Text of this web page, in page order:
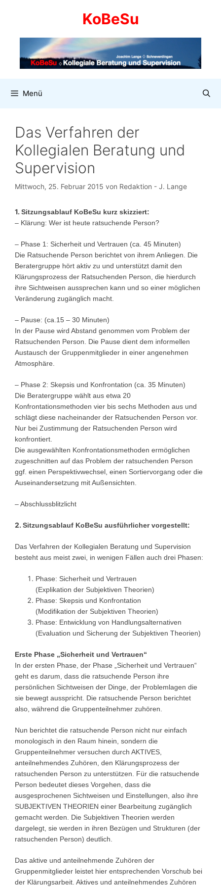
KoBeSu
Menü
Das Verfahren der
Kollegialen Beratung und
Supervision
Mittwoch, 25. Februar 2015 von Redaktion - J. Lange
1. Sitzungsablauf KoBeSu kurz skizziert:
– Klärung: Wer ist heute ratsuchende Person?
– Phase 1: Sicherheit und Vertrauen (ca. 45 Minuten)
Die Ratsuchende Person berichtet von ihrem Anliegen. Die
Beratergruppe hört aktiv zu und unterstützt damit den
Klärungsprozess der Ratsuchenden Person, die hierdurch
ihre Sichtweisen aussprechen kann und so einer möglichen
Veränderung zugänglich macht.
– Pause: (ca.15 – 30 Minuten)
In der Pause wird Abstand genommen vom Problem der
Ratsuchenden Person. Die Pause dient dem informellen
Austausch der Gruppenmitglieder in einer angenehmen
Atmosphäre.
– Phase 2: Skepsis und Konfrontation (ca. 35 Minuten)
Die Beratergruppe wählt aus etwa 20
Konfrontationsmethoden vier bis sechs Methoden aus und
schlägt diese nacheinander der Ratsuchenden Person vor.
Nur bei Zustimmung der Ratsuchenden Person wird
konfrontiert.
Die ausgewählten Konfrontationsmethoden ermöglichen
zugeschnitten auf das Problem der ratsuchenden Person
ggf. einen Perspektivwechsel, einen Sortiervorgang oder die
Auseinandersetzung mit Außensichten.
– Abschlussblitzlicht
2. Sitzungsablauf KoBeSu ausführlicher vorgestellt:
Das Verfahren der Kollegialen Beratung und Supervision
besteht aus meist zwei, in wenigen Fällen auch drei Phasen:
Phase: Sicherheit und Vertrauen
(Explikation der Subjektiven Theorien)
Phase: Skepsis und Konfrontation
(Modifikation der Subjektiven Theorien)
Phase: Entwicklung von Handlungsalternativen
(Evaluation und Sicherung der Subjektiven Theorien)
Erste Phase „Sicherheit und Vertrauen“
In der ersten Phase, der Phase „Sicherheit und Vertrauen“
geht es darum, dass die ratsuchende Person ihre
persönlichen Sichtweisen der Dinge, der Problemlagen die
sie bewegt ausspricht. Die ratsuchende Person berichtet
also, während die Gruppenteilnehmer zuhören.
Nun berichtet die ratsuchende Person nicht nur einfach
monologisch in den Raum hinein, sondern die
Gruppenteilnehmer versuchen durch AKTIVES,
anteilnehmendes Zuhören, den Klärungsprozess der
ratsuchenden Person zu unterstützen. Für die ratsuchende
Person bedeutet dieses Vorgehen, dass die
ausgesprochenen Sichtweisen und Einstellungen, also ihre
SUBJEKTIVEN THEORIEN einer Bearbeitung zugänglich
gemacht werden. Die Subjektiven Theorien werden
dargelegt, sie werden in ihren Bezügen und Strukturen (der
ratsuchenden Person) deutlich.
Das aktive und anteilnehmende Zuhören der
Gruppenmitglieder leistet hier entsprechenden Vorschub bei
der Klärungsarbeit. Aktives und anteilnehmendes Zuhören